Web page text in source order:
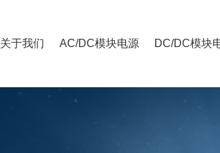
关于我们 AC/DC模块电源 DC/DC模块